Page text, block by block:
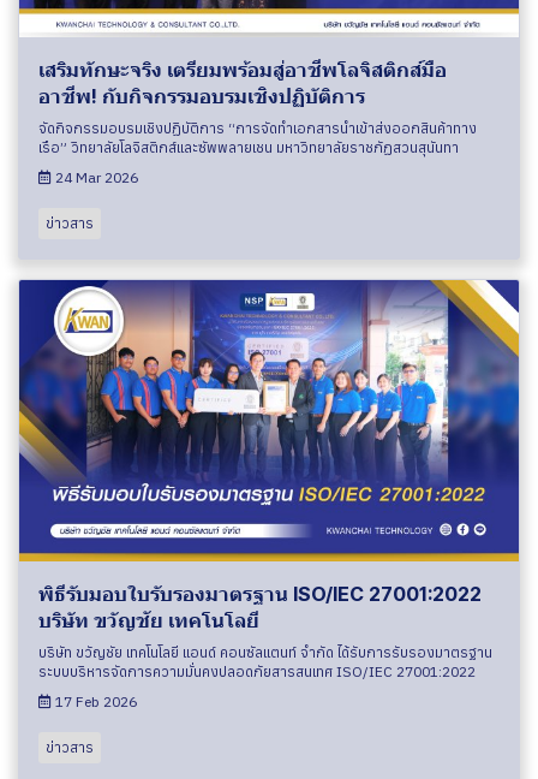
เสริมทักษะจริง เตรียมพร้อมสู่อาชีพโลจิสติกส์มือ
อาชีพ! กับกิจกรรมอบรมเชิงปฏิบัติการ
จัดกิจกรรมอบรมเชิงปฏิบัติการ “การจัดทำเอกสารนำเข้าส่งออกสินค้าทาง
เรือ” วิทยาลัยโลจิสติกส์และซัพพลายเชน มหาวิทยาลัยราชภัฏสวนสุนันทา
24 Mar 2026
ข่าวสาร
พิธีรับมอบใบรับรองมาตรฐาน ISO/IEC 27001:2022
บริษัท ขวัญชัย เทคโนโลยี
บริษัท ขวัญชัย เทคโนโลยี แอนด์ คอนซัลแตนท์ จำกัด ได้รับการรับรองมาตรฐาน
ระบบบริหารจัดการความมั่นคงปลอดภัยสารสนเทศ ISO/IEC 27001:2022
17 Feb 2026
ข่าวสาร